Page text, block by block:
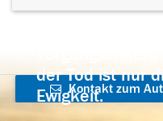
der Tod ist nur
Ewigkeit.
Kontakt zum
aufnehmen